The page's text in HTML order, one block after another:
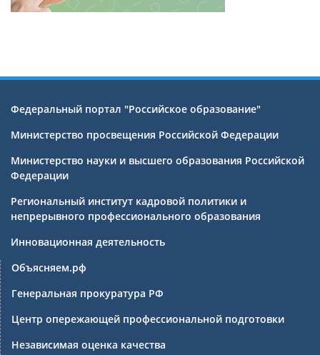
Федеральный портал "Российское образование"
Министерство просвещения Российской Федерации
Министерство науки и высшего образования Российской
Федерации
Региональный институт кадровой политики и
непрерывного профессионального образования
Инновационная деятельность
Объясняем.рф
Генеральная прокуратура РФ
Центр опережающей профессиональной подготовки
Независимая оценка качества